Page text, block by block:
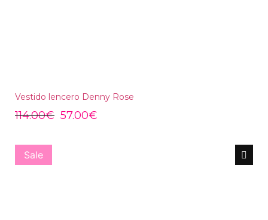
Vestido lencero Denny Rose
114.00€ 57.00€
Sale